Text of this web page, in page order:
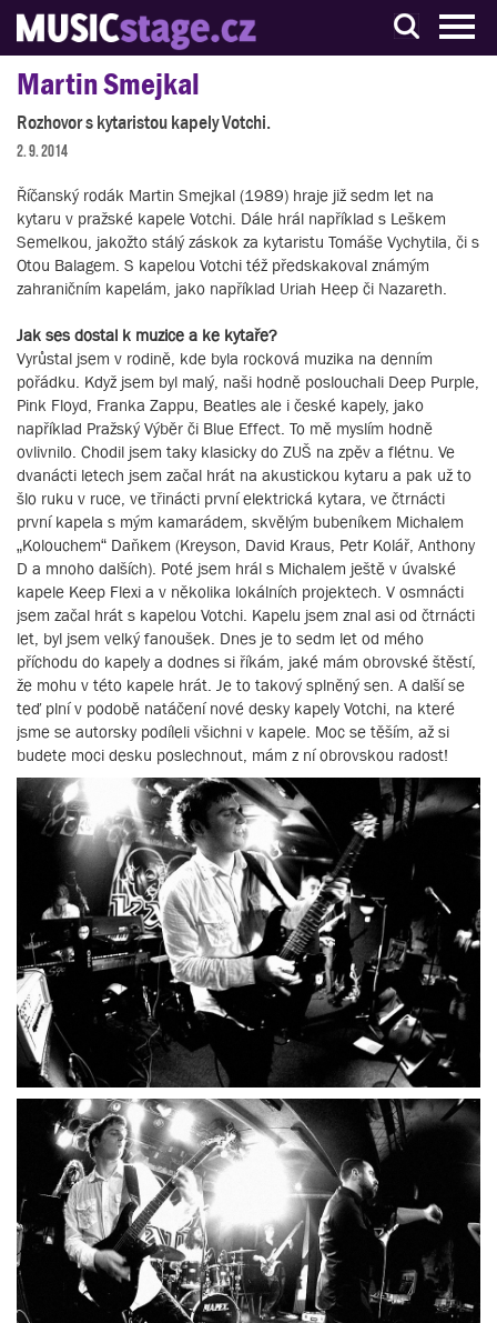
S muzikanty pro muzikanty
Martin Smejkal
Rozhovor s kytaristou kapely Votchi.
2. 9. 2014
Říčanský rodák Martin Smejkal (1989) hraje již sedm let na
kytaru v pražské kapele Votchi. Dále hrál například s Leškem
Semelkou, jakožto stálý záskok za kytaristu Tomáše Vychytila, či s
Otou Balagem. S kapelou Votchi též předskakoval známým
zahraničním kapelám, jako například Uriah Heep či Nazareth.
Jak ses dostal k muzice a ke kytaře?
Vyrůstal jsem v rodině, kde byla rocková muzika na denním
pořádku. Když jsem byl malý, naši hodně poslouchali Deep Purple,
Pink Floyd, Franka Zappu, Beatles ale i české kapely, jako
například Pražský Výběr či Blue Effect. To mě myslím hodně
ovlivnilo. Chodil jsem taky klasicky do ZUŠ na zpěv a flétnu. Ve
dvanácti letech jsem začal hrát na akustickou kytaru a pak už to
šlo ruku v ruce, ve třinácti první elektrická kytara, ve čtrnácti
první kapela s mým kamarádem, skvělým bubeníkem Michalem
„Kolouchem“ Daňkem (Kreyson, David Kraus, Petr Kolář, Anthony
D a mnoho dalších). Poté jsem hrál s Michalem ještě v úvalské
kapele Keep Flexi a v několika lokálních projektech. V osmnácti
jsem začal hrát s kapelou Votchi. Kapelu jsem znal asi od čtrnácti
let, byl jsem velký fanoušek. Dnes je to sedm let od mého
příchodu do kapely a dodnes si říkám, jaké mám obrovské štěstí,
že mohu v této kapele hrát. Je to takový splněný sen. A další se
teď plní v podobě natáčení nové desky kapely Votchi, na které
jsme se autorsky podíleli všichni v kapele. Moc se těším, až si
budete moci desku poslechnout, mám z ní obrovskou radost!